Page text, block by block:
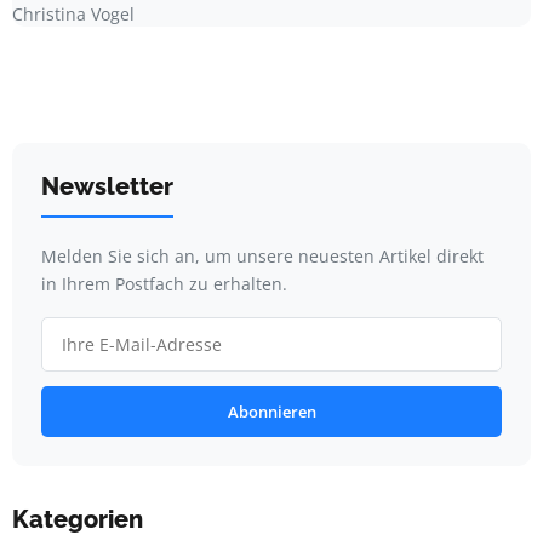
Christina Vogel
Newsletter
Melden Sie sich an, um unsere neuesten Artikel direkt
in Ihrem Postfach zu erhalten.
Abonnieren
Kategorien